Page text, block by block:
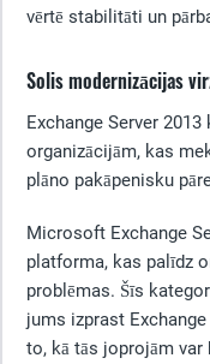
vērtē stabilitāti un
Solis modernizācijas
Exchange Server
organizācijām, kas
plāno pakāpenisku
Microsoft Exchange
platforma, kas palīdz
problēmas. Šīs
jums izprast
to, kā tās joprojām